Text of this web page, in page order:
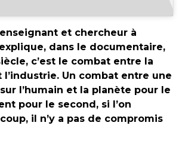
et chercheur à
dans le documentaire,
c’est le combat entre la
Un combat entre une
l’humain et la planète pour le
pour le second, si l’on
il n’y a pas de compromis